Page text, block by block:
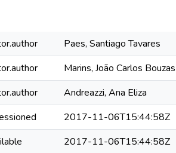
Paes, Santiago Tavares
Marins, João Carlos Bouzas
Andreazzi, Ana Eliza
2017-11-06T15:44:58Z
2017-11-06T15:44:58Z